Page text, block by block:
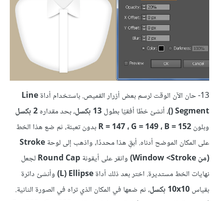
13- حان الآن الوقت لرسم بعض أزرار القميص. باستخدام أداة
Line
Segment () ، أنشئ خطًا أفقيًا بطول13 بكسل ، بحد مقداره2 بكسل
وبلونR = 147 ، G = 149 ، B = 152بدون تعبئة، ثم ضع هذا الخط
على المكان الموضح أدناه. أبقِ هذا محددًا، واذهب إلى لوحةStroke
(من Stroke>‏ Window)
وانقر على أيقونةRound Capلجعل
نهايات الخط مستديرة. اختر بعد ذلك أداةEllipse ‏(L)
وأنشئ دائرة
بقياس10x10 بكسل
، ثم ضعها في المكان الذي تراه في الصورة الثانية.